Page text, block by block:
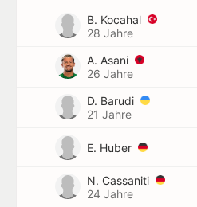
B. Kocahal
28 Jahre
A. Asani
26 Jahre
D. Barudi
21 Jahre
E. Huber
N. Cassaniti
24 Jahre